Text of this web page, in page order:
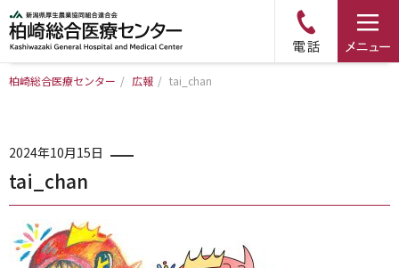
病院について
診療科・部門のご案内
アクセス
柏崎総合医療センター / 広報 / tai_chan
2024年10月15日
tai_chan